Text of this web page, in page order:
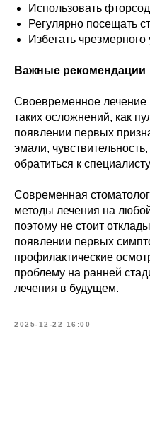
Использовать
Регулярно посещать
Избегать
Важные рекомендации
Своевременное лечение
таких осложнений, как
появлении первых
эмали,
обратиться к
Современная
методы лечения на
поэтому не стоит
появлении первых
профилактические
проблему на ранней
лечения в будущем.
2025-12-22 16:00